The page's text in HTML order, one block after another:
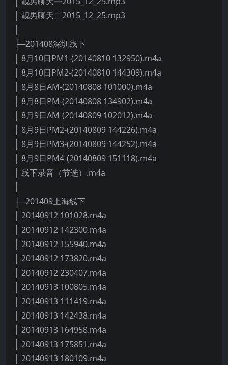
│ 靓男聊天二2015_12_25.mp3
├─201408深圳线下
│ 8月10日PM1-(20140810 132950).m4a
│ 8月10日PM2-(20140810 144309).m4a
│ 8月8日AM-(20140808 101000).m4a
│ 8月8日PM-(20140808 134902).m4a
│ 8月9日AM-(20140809 102012).m4a
│ 8月9日PM2-(20140809 144226).m4a
│ 8月9日PM3-(20140809 144252).m4a
│ 8月9日PM4-(20140809 151118).m4a
│ 线下录音（节选）.m4a
├─201409上海线下
│ 20140912 101028.m4a
│ 20140912 142300.m4a
│ 20140912 155940.m4a
│ 20140912 173820.m4a
│ 20140912 230407.m4a
│ 20140913 100805.m4a
│ 20140913 111419.m4a
│ 20140913 142438.m4a
│ 20140913 164958.m4a
│ 20140913 175851.m4a
│ 20140913 180109.m4a